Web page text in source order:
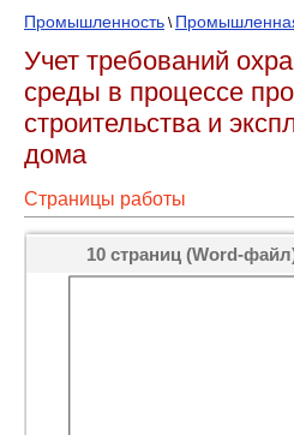
Промышленность \
Учет требований
среды в процессе
строительства и
дома
Страницы работы
10 страниц (Word-